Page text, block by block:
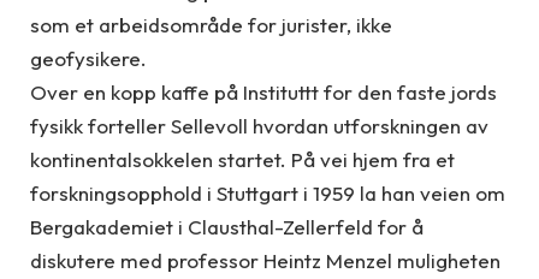
som et arbeidsområde for jurister, ikke
geofysikere.
Over en kopp kaffe på Instituttt for den faste jords
fysikk forteller Sellevoll hvordan utforskningen av
kontinentalsokkelen startet. På vei hjem fra et
forskningsopphold i Stuttgart i 1959 la han veien om
Bergakademiet i Clausthal-Zellerfeld for å
diskutere med professor Heintz Menzel muligheten